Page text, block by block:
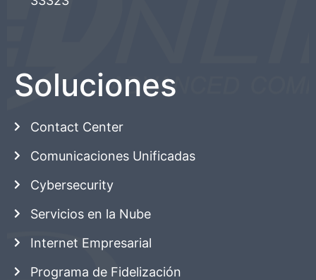
Soluciones
Contact Center
Comunicaciones Unificadas
Cybersecurity
Servicios en la Nube
Internet Empresarial
Programa de Fidelización